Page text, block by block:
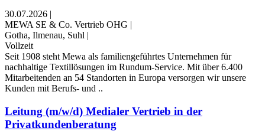
30.07.2026 |
MEWA SE & Co. Vertrieb OHG |
Gotha, Ilmenau, Suhl |
Vollzeit
Seit 1908 steht Mewa als familiengeführtes Unternehmen für
nachhaltige Textillösungen im Rundum-Service. Mit über 6.400
Mitarbeitenden an 54 Standorten in Europa versorgen wir unsere
Kunden mit Berufs- und ..
Leitung (m/w/d) Medialer Vertrieb in der
Privatkundenberatung